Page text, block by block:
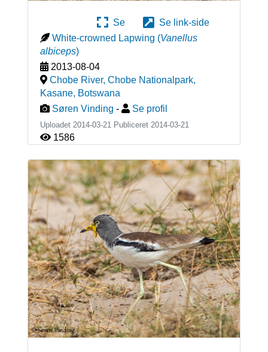
Se
Se link-side
White-crowned Lapwing (Vanellus
albiceps)
2013-08-04
Chobe River, Chobe Nationalpark,
Kasane, Botswana
Søren Vinding - Se profil
Uploadet 2014-03-21 Publiceret 2014-03-21
1586